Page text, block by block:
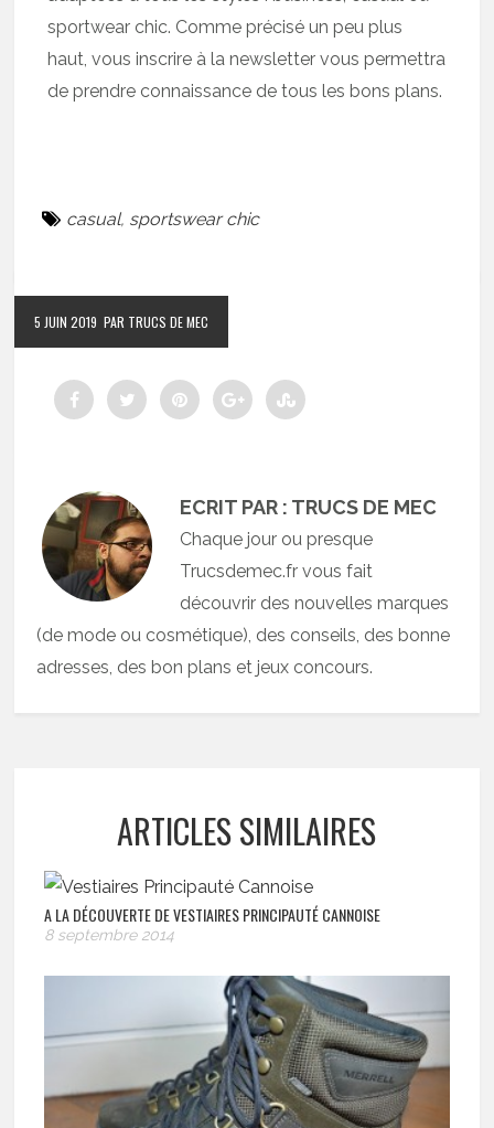
sportwear chic. Comme précisé un peu plus
haut, vous inscrire à la newsletter vous permettra
de prendre connaissance de tous les bons plans.
casual, sportswear chic
5 JUIN 2019 PAR TRUCS DE MEC
ECRIT PAR : TRUCS DE MEC
Chaque jour ou presque
Trucsdemec.fr vous fait
découvrir des nouvelles marques
(de mode ou cosmétique), des conseils, des bonne
adresses, des bon plans et jeux concours.
ARTICLES SIMILAIRES
A LA DÉCOUVERTE DE VESTIAIRES PRINCIPAUTÉ CANNOISE
8 septembre 2014